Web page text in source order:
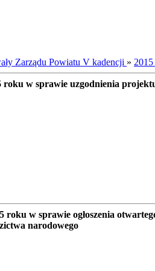
Zarządu Powiatu V kadencji »
w sprawie uzgodnienia
w sprawie ogłoszenia
narodowego